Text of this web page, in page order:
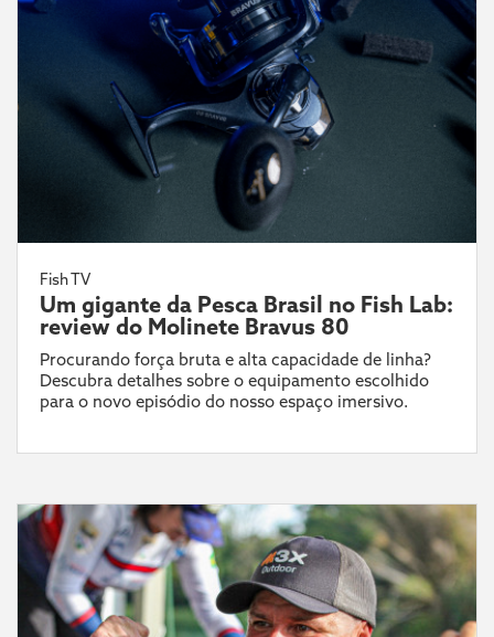
Fish TV
Um gigante da Pesca Brasil no Fish Lab:
review do Molinete Bravus 80
Procurando força bruta e alta capacidade de linha?
Descubra detalhes sobre o equipamento escolhido
para o novo episódio do nosso espaço imersivo.